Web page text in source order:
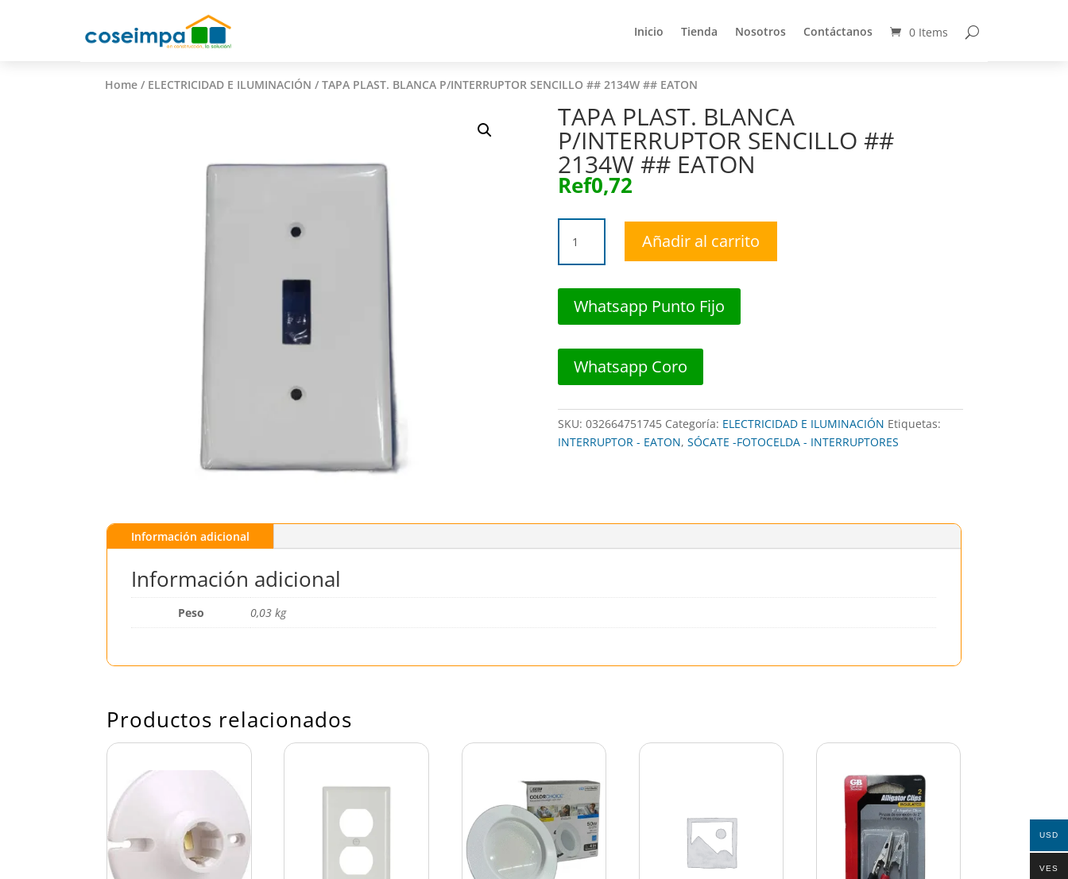
Inicio Tienda Nosotros Contáctanos 0 Items
Inicio Tienda Nosotros Contáctanos 0 Items
Home / ELECTRICIDAD E ILUMINACIÓN / TAPA PLAST. BLANCA P/INTERRUPTOR SENCILLO ## 2134W ## EATON
TAPA PLAST. BLANCA
P/INTERRUPTOR SENCILLO ##
2134W ## EATON
Ref0,72
PLAST.
BLANCA
SENCILLO
##
EATON
Añadir al carrito
Whatsapp Punto Fijo
Whatsapp Coro
SKU: 032664751745 Categoría: ELECTRICIDAD E ILUMINACIÓN Etiquetas:
INTERRUPTOR - EATON, SÓCATE -FOTOCELDA - INTERRUPTORES
Información adicional
Información adicional
Peso 0,03 kg
Productos relacionados
USD
VES